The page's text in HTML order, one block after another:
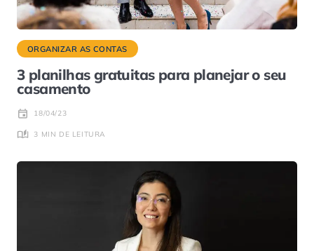
ORGANIZAR AS CONTAS
3 planilhas gratuitas para planejar o seu
casamento
18/04/23
3 MIN DE LEITURA